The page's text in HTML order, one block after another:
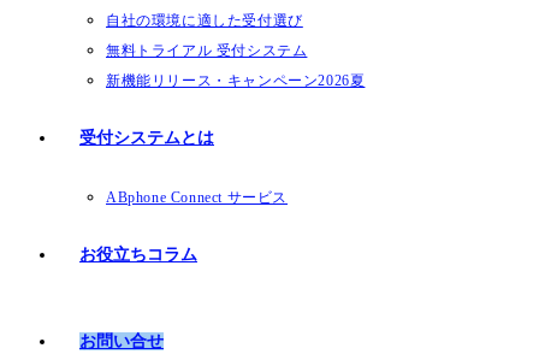
自社の環境に適した受付選び
無料トライアル 受付システム
新機能リリース・キャンペーン2026夏
受付システムとは
ABphone Connect サービス
お役立ちコラム
お問い合せ